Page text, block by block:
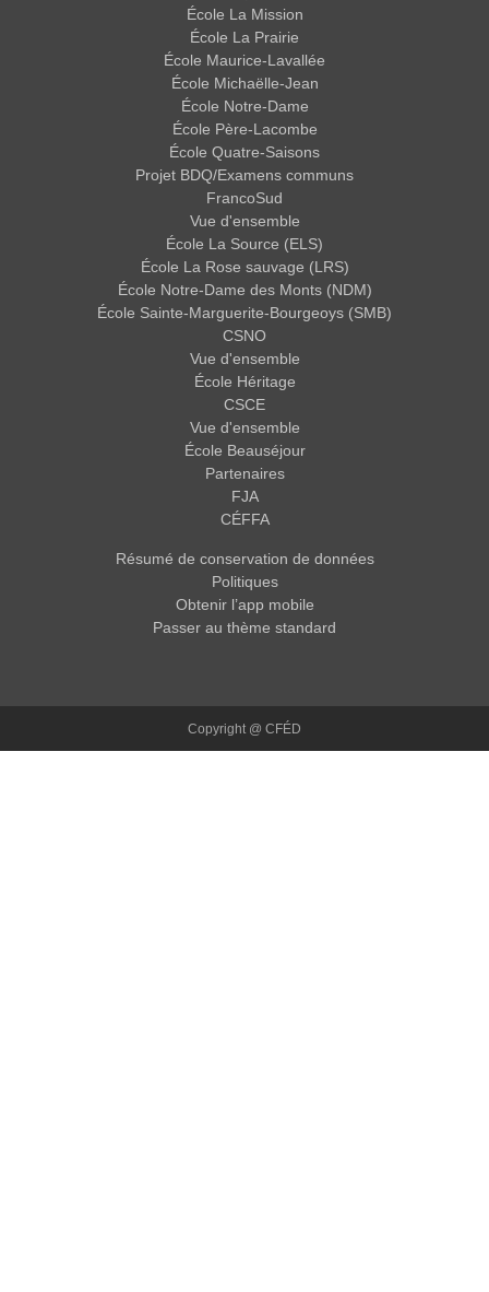
École La Mission
École La Prairie
École Maurice-Lavallée
École Michaëlle-Jean
École Notre-Dame
École Père-Lacombe
École Quatre-Saisons
Projet BDQ/Examens communs
FrancoSud
Vue d'ensemble
École La Source (ELS)
École La Rose sauvage (LRS)
École Notre-Dame des Monts (NDM)
École Sainte-Marguerite-Bourgeoys (SMB)
CSNO
Vue d'ensemble
École Héritage
CSCE
Vue d'ensemble
École Beauséjour
Partenaires
FJA
CÉFFA
Résumé de conservation de données
Politiques
Obtenir l’app mobile
Passer au thème standard
Copyright @ CFÉD